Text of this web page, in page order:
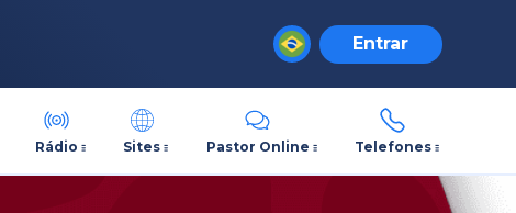
Entrar
Rádio Sites Pastor Online Telefones